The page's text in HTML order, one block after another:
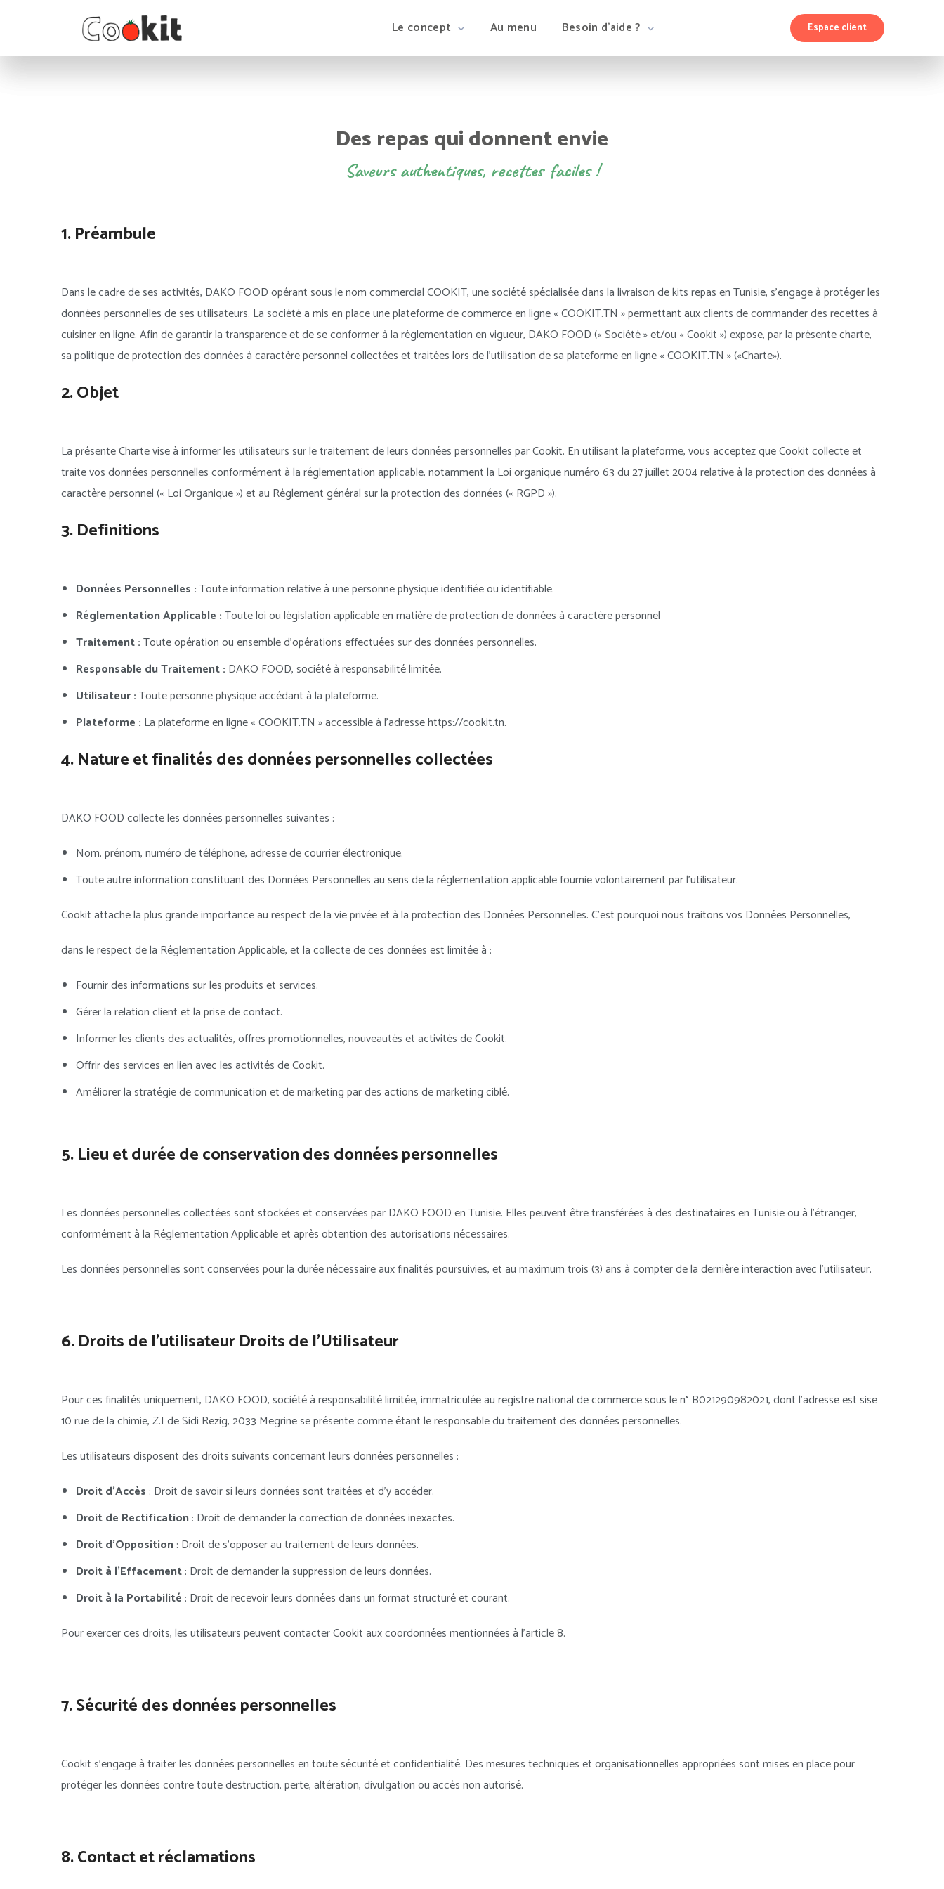
Le concept Au menu Besoin d’aide ? Espace client
Des repas qui donnent envie
Saveurs authentiques, recettes faciles !
1. Préambule
Dans le cadre de ses activités, DAKO FOOD opérant sous le nom commercial COOKIT, une société spécialisée dans la livraison de kits repas en Tunisie, s’engage à protéger les
données personnelles de ses utilisateurs. La société a mis en place une plateforme de commerce en ligne « COOKIT.TN » permettant aux clients de commander des recettes à
cuisiner en ligne. Afin de garantir la transparence et de se conformer à la réglementation en vigueur, DAKO FOOD (« Société » et/ou « Cookit ») expose, par la présente charte,
sa politique de protection des données à caractère personnel collectées et traitées lors de l’utilisation de sa plateforme en ligne « COOKIT.TN » («Charte»).
2. Objet
La présente Charte vise à informer les utilisateurs sur le traitement de leurs données personnelles par Cookit. En utilisant la plateforme, vous acceptez que Cookit collecte et
traite vos données personnelles conformément à la réglementation applicable, notamment la Loi organique numéro 63 du 27 juillet 2004 relative à la protection des données à
caractère personnel (« Loi Organique ») et au Règlement général sur la protection des données (« RGPD »).
3. Definitions
Données Personnelles :Toute information relative à une personne physique identifiée ou identifiable.
Réglementation Applicable :Toute loi ou législation applicable en matière de protection de données à caractère personnel
Traitement :Toute opération ou ensemble d’opérations effectuées sur des données personnelles.
Responsable du Traitement : DAKO FOOD, société à responsabilité limitée.
Utilisateur :Toute personne physique accédant à la plateforme.
Plateforme : La plateforme en ligne « COOKIT.TN » accessible à l’adresse https://cookit.tn.
4. Nature et finalités des données personnelles collectées
DAKO FOOD collecte les données personnelles suivantes :
Nom, prénom, numéro de téléphone, adresse de courrier électronique.
Toute autre information constituant des Données Personnelles au sens de la réglementation applicable fournie volontairement par l’utilisateur.
Cookit attache la plus grande importance au respect de la vie privée et à la protection des Données Personnelles. C’est pourquoi nous traitons vos Données Personnelles,
dans le respect de la Réglementation Applicable, et la collecte de ces données est limitée à :
Fournir des informations sur les produits et services.
Gérer la relation client et la prise de contact.
Informer les clients des actualités, offres promotionnelles, nouveautés et activités de Cookit.
Offrir des services en lien avec les activités de Cookit.
Améliorer la stratégie de communication et de marketing par des actions de marketing ciblé.
5. Lieu et durée de conservation des données personnelles
Les données personnelles collectées sont stockées et conservées par DAKO FOOD en Tunisie. Elles peuvent être transférées à des destinataires en Tunisie ou à l’étranger,
conformément à la Réglementation Applicable et après obtention des autorisations nécessaires.
Les données personnelles sont conservées pour la durée nécessaire aux finalités poursuivies, et au maximum trois (3) ans à compter de la dernière interaction avec l’utilisateur.
6. Droits de l’utilisateur Droits de l’Utilisateur
Pour ces finalités uniquement, DAKO FOOD, société à responsabilité limitée, immatriculée au registre national de commerce sous le n° B021290982021, dont l’adresse est sise
10 rue de la chimie, Z.I de Sidi Rezig, 2033 Megrine se présente comme étant le responsable du traitement des données personnelles.
Les utilisateurs disposent des droits suivants concernant leurs données personnelles :
Droit d’Accès : Droit de savoir si leurs données sont traitées et d’y accéder.
Droit de Rectification: Droit de demander la correction de données inexactes.
Droit d’Opposition: Droit de s’opposer au traitement de leurs données.
Droit à l’Effacement: Droit de demander la suppression de leurs données.
Droit à la Portabilité : Droit de recevoir leurs données dans un format structuré et courant.
Pour exercer ces droits, les utilisateurs peuvent contacter Cookit aux coordonnées mentionnées à l’article 8.
7. Sécurité des données personnelles
Cookit s’engage à traiter les données personnelles en toute sécurité et confidentialité. Des mesures techniques et organisationnelles appropriées sont mises en place pour
protéger les données contre toute destruction, perte, altération, divulgation ou accès non autorisé.
8. Contact et réclamations